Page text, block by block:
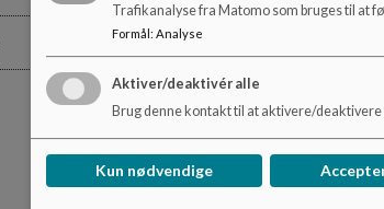
Alle elever i det store
elevrådsmedlemmerne
elevrådsrepræsentant i
Valg af
elevrepræsentanter er
For kontakten med
Trafikanalyse fra Matomo som bruges til at
Formål: Analyse
Aktiver/deaktivér alle
Brug denne kontakt til at aktivere/deaktivere
Kun nødvendige